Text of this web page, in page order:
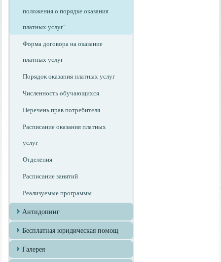
положения о порядке оказания
платных услуг"
Форма договора на оказание
платных услуг
Порядок оказания платных услуг
Численность обучающихся
Перечень прав потребителя
Расписание оказания платных
услуг
Отделения
Расписание занятий
Реализуемые программы
Антидопинг
Бесплатная юридическая помощ
Галерея